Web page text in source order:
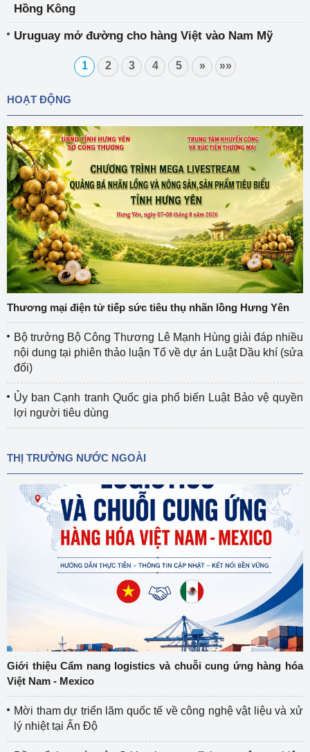
Hồng Kông
Uruguay mở đường cho hàng Việt vào Nam Mỹ
1 2 3 4 5 » »»
HOẠT ĐỘNG
Thương mại điện tử tiếp sức tiêu thụ nhãn lồng Hưng Yên
Bộ trưởng Bộ Công Thương Lê Mạnh Hùng giải đáp nhiều
nội dung tại phiên thảo luận Tổ về dự án Luật Dầu khí (sửa
đổi)
Ủy ban Cạnh tranh Quốc gia phổ biến Luật Bảo vệ quyền
lợi người tiêu dùng
THỊ TRƯỜNG NƯỚC NGOÀI
Giới thiệu Cẩm nang logistics và chuỗi cung ứng hàng hóa
Việt Nam - Mexico
Mời tham dự triển lãm quốc tế về công nghệ vật liệu và xử
lý nhiệt tại Ấn Độ